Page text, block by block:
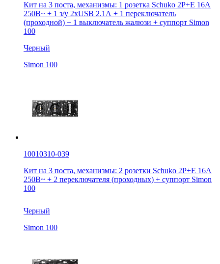
Кит на 3 поста, механизмы: 1 розетка Schuko 2Р+Е 16A
250В~ + 1 з/у 2хUSB 2.1А + 1 переключатель
(проходной) + 1 выключатель жалюзи + суппорт Simon
100
Черный
Simon 100
10010310-039
Кит на 3 поста, механизмы: 2 розетки Schuko 2Р+Е 16A
250В~ + 2 переключателя (проходных) + суппорт Simon
100
Черный
Simon 100